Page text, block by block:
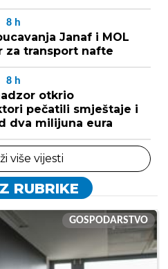
8 h
Janaf i MOL
za transport nafte
8 h
otkrio
pečatili smještaje i
dva milijuna eura
više vijesti
RUBRIKE
GOSPODARSTVO